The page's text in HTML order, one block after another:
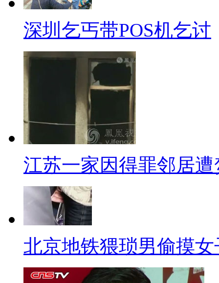
聪明，失去了大家对你们的敬
呱呱来吐槽
【解说】
最近一直吃不下，睡不着，
看到每个人的年末愿望都是"越
好，只有越来越胖。
新加坡马年邮票引非议
不知道这个变胖的家伙会不
推出的马年邮票，因马儿形体
人误以为是猪，而圆鼓鼓的橙
对上述议论，设计师感到很委
滚滚和兴旺连年的"圆满"，因
画师别难过，有批评才能成名
深圳乞丐带POS机乞讨
江苏一家因得罪邻居遭
北京地铁猥琐男偷摸